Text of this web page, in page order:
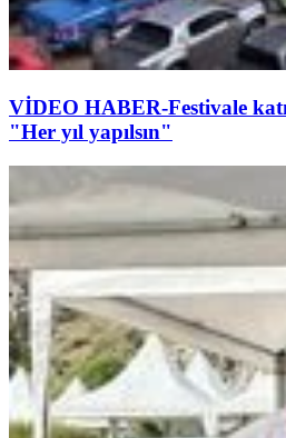
VİDEO HABER-Festivale
"Her yıl yapılsın"